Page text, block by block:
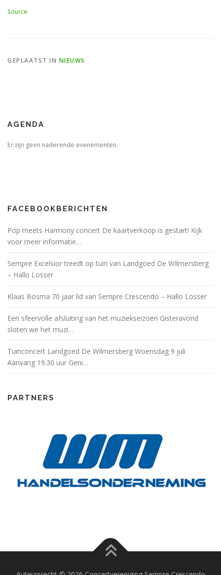
Source
GEPLAATST IN NIEUWS
AGENDA
Er zijn geen naderende evenementen.
FACEBOOKBERICHTEN
Pop meets Harmony concert De kaartverkoop is gestart! Kijk
voor meer informatie…
Sempre Excelsior treedt op tuin van Landgoed De WIlmersberg
– Hallo Losser
Klaas Bosma 70 jaar lid van Sempre Crescendo – Hallo Losser
Een sfeervolle afsluiting van het muziekseizoen Gisteravond
sloten we het muzi…
Tuinconcert Landgoed De Wilmersberg Woensdag 9 juli
Aanvang 19.30 uur Geni…
PARTNERS